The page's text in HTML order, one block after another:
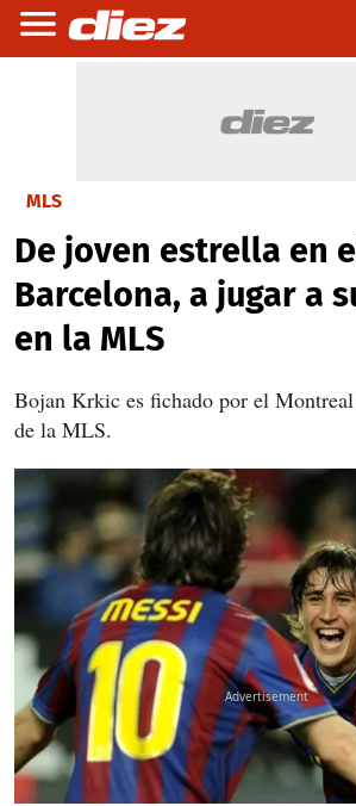
MLS
De joven estrella en
Barcelona, a jugar a
en la MLS
Bojan Krkic es fichado por el
de la MLS.